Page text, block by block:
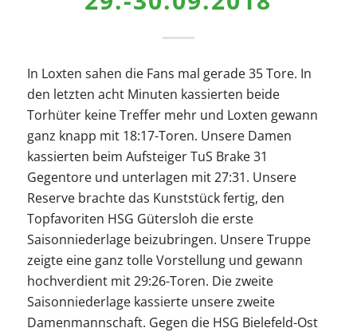
In Loxten sahen die Fans mal gerade 35 Tore. In
den letzten acht Minuten kassierten beide
Torhüter keine Treffer mehr und Loxten gewann
ganz knapp mit 18:17-Toren. Unsere Damen
kassierten beim Aufsteiger TuS Brake 31
Gegentore und unterlagen mit 27:31. Unsere
Reserve brachte das Kunststück fertig, den
Topfavoriten HSG Gütersloh die erste
Saisonniederlage beizubringen. Unsere Truppe
zeigte eine ganz tolle Vorstellung und gewann
hochverdient mit 29:26-Toren. Die zweite
Saisonniederlage kassierte unsere zweite
Damenmannschaft. Gegen die HSG Bielefeld-Ost